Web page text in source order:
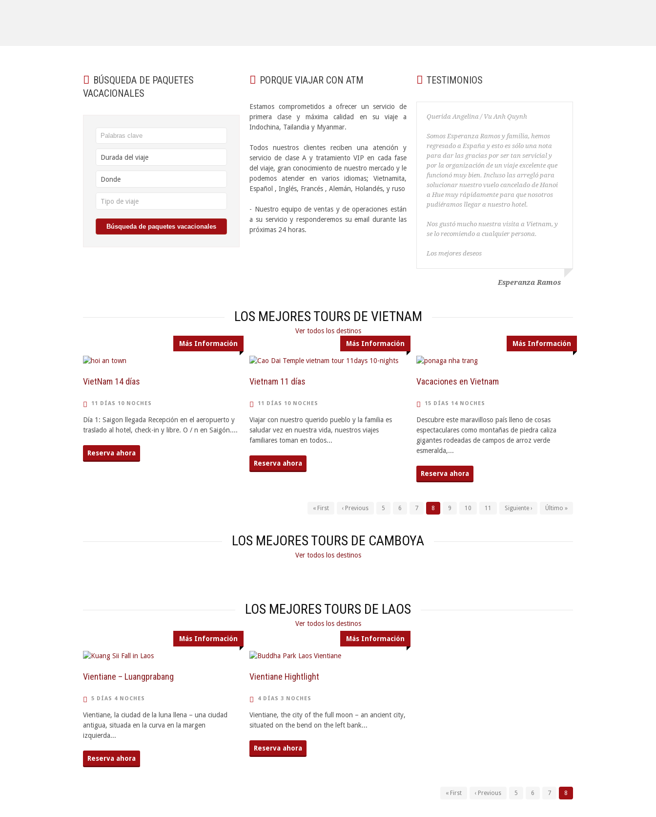
BÚSQUEDA DE PAQUETES
VACACIONALES
Durada del viaje
Donde
Tipo de viaje
PORQUE VIAJAR CON ATM
Estamos comprometidos a ofrecer un servicio de
primera clase y máxima calidad en su viaje a
Indochina, Tailandia y Myanmar.
Todos nuestros clientes reciben una atención y
servicio de clase A y tratamiento VIP en cada fase
del viaje, gran conocimiento de nuestro mercado y le
podemos atender en varios idiomas; Vietnamita,
Español , Inglés, Francés , Alemán, Holandés, y ruso
- Nuestro equipo de ventas y de operaciones están
a su servicio y responderemos su email durante las
próximas 24 horas.
TESTIMONIOS
Querida Angelina / Vu Anh Quynh
Somos Esperanza Ramos y familia, hemos
regresado a España y esto es sólo una nota
para dar las gracias por ser tan servicial y
por la organización de un viaje excelente que
funcionó muy bien. Incluso las arregló para
solucionar nuestro vuelo cancelado de Hanoi
a Hue muy rápidamente para que nosotros
pudiéramos llegar a nuestro hotel.
Nos gustó mucho nuestra visita a Vietnam, y
se lo recomiendo a cualquier persona.
Los mejores deseos
Esperanza Ramos
LOS MEJORES TOURS DE VIETNAM
Ver todos los destinos
Más Información
VietNam 14 días
11 DÍAS 10 NOCHES
Día 1: Saigon llegada Recepción en el aeropuerto y
traslado al hotel, check-in y libre. O / n en Saigón....
Reserva ahora
Más Información
Vietnam 11 días
11 DÍAS 10 NOCHES
Viajar con nuestro querido pueblo y la familia es
saludar vez en nuestra vida, nuestros viajes
familiares toman en todos...
Reserva ahora
Más Información
Vacaciones en Vietnam
15 DÍAS 14 NOCHES
Descubre este maravilloso país lleno de cosas
espectaculares como montañas de piedra caliza
gigantes rodeadas de campos de arroz verde
esmeralda,...
Reserva ahora
« First ‹ Previous 5 6 7 8 9 10 11 Siguiente › Último »
LOS MEJORES TOURS DE CAMBOYA
Ver todos los destinos
LOS MEJORES TOURS DE LAOS
Ver todos los destinos
Más Información
Vientiane – Luangprabang
5 DÍAS 4 NOCHES
Vientiane, la ciudad de la luna llena – una ciudad
antigua, situada en la curva en la margen
izquierda...
Reserva ahora
Más Información
Vientiane Hightlight
4 DÍAS 3 NOCHES
Vientiane, the city of the full moon – an ancient city,
situated on the bend on the left bank...
Reserva ahora
« First ‹ Previous 5 6 7 8